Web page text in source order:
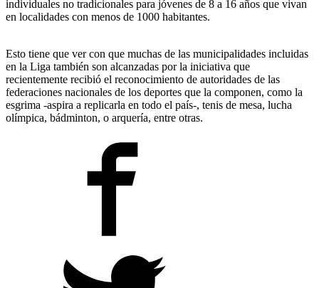
individuales no tradicionales para jóvenes de 8 a 16 años que vivan
en localidades con menos de 1000 habitantes.
Esto tiene que ver con que muchas de las municipalidades incluidas
en la Liga también son alcanzadas por la iniciativa que
recientemente recibió el reconocimiento de autoridades de las
federaciones nacionales de los deportes que la componen, como la
esgrima -aspira a replicarla en todo el país-, tenis de mesa, lucha
olímpica, bádminton, o arquería, entre otras.